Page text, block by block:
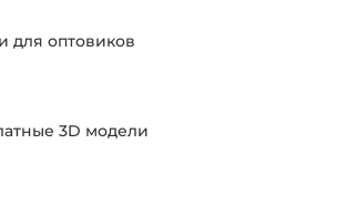
для оптовиков
3D модели